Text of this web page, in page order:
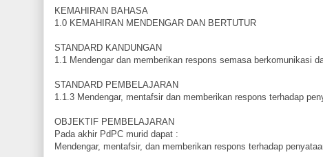
KEMAHIRAN BAHASA
1.0 KEMAHIRAN MENDENGAR DAN BERTUTUR
STANDARD KANDUNGAN
1.1 Mendengar dan memberikan respons semasa berkomunikasi
STANDARD PEMBELAJARAN
1.1.3 Mendengar, mentafsir dan memberikan respons terhadap
OBJEKTIF PEMBELAJARAN
Pada akhir PdPC murid dapat :
Mendengar, mentafsir, dan memberikan respons terhadap